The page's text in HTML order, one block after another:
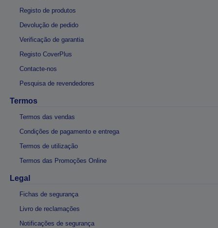
Registo de produtos
Devolução de pedido
Verificação de garantia
Registo CoverPlus
Contacte-nos
Pesquisa de revendedores
Termos
Termos das vendas
Condições de pagamento e entrega
Termos de utilização
Termos das Promoções Online
Legal
Fichas de segurança
Livro de reclamações
Notificações de segurança